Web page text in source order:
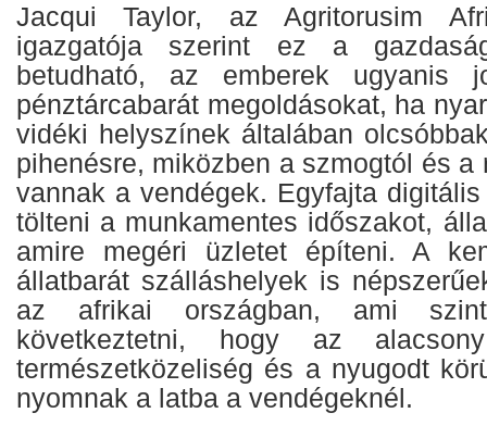
Jacqui Taylor, az Agritorusim
igazgatója szerint ez a
betudható, az emberek ugyanis
pénztárcabarát megoldásokat, ha
vidéki helyszínek általában
pihenésre, miközben a szmogtól és a
vannak a vendégek. Egyfajta
tölteni a munkamentes időszakot,
amire megéri üzletet építeni. A
állatbarát szálláshelyek is
az afrikai országban, ami
következtetni, hogy az
természetközeliség és a nyugodt
nyomnak a latba a vendégeknél.